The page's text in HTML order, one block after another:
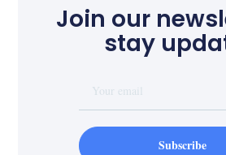
Join our
stay
Subscribe